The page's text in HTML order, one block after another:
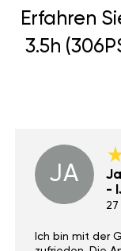
Erfahren
3.5h
JA
-
Ich bin mit der